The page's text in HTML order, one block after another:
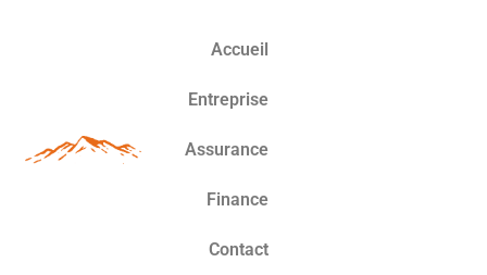
Accueil
Entreprise
Assurance
Finance
Contact